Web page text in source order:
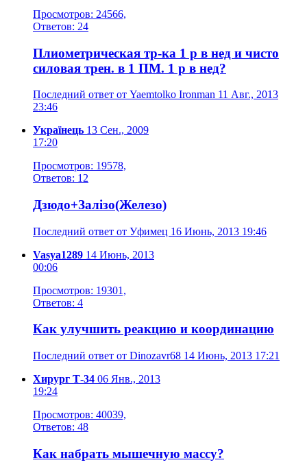
Просмотров: 24566,
Ответов: 24
Плиометрическая тр-ка 1 р в нед и чисто
силовая трен. в 1 ПМ. 1 р в нед?
Последний ответ от Yaemtolko Ironman 11 Авг., 2013
23:46
Українець 13 Сен., 2009
17:20
Просмотров: 19578,
Ответов: 12
Дзюдо+Залізо(Железо)
Последний ответ от Уфимец 16 Июнь, 2013 19:46
Vasya1289 14 Июнь, 2013
00:06
Просмотров: 19301,
Ответов: 4
Как улучшить реакцию и координацию
Последний ответ от Dinozavr68 14 Июнь, 2013 17:21
Хирург Т-34 06 Янв., 2013
19:24
Просмотров: 40039,
Ответов: 48
Как набрать мышечную массу?